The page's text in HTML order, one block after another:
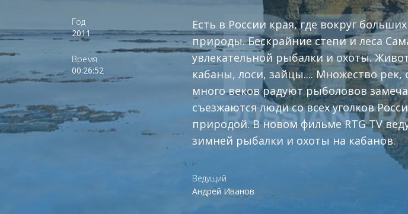
Год
2011
Время
00:26:52
Есть в России края, где вокруг
природы. Бескрайние степи и леса
увлекательной рыбалки и охоты.
кабаны, лоси, зайцы.... Множество рек,
много веков радуют рыболовов
съезжаются люди со всех уголков
природой. В новом фильме RTG TV
зимней рыбалки и охоты на кабанов.
Ведущий
Андрей Иванов